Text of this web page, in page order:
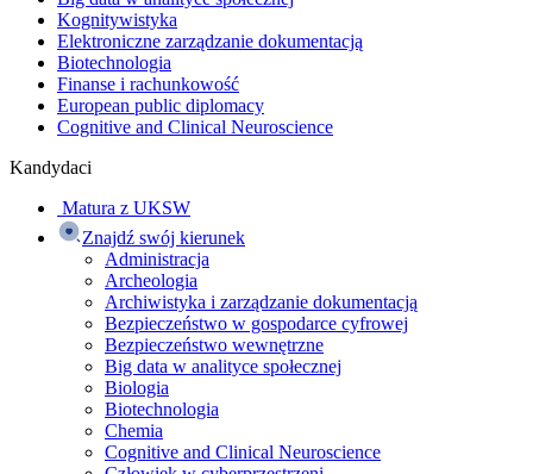
Kognitywistyka
Elektroniczne zarządzanie dokumentacją
Biotechnologia
Finanse i rachunkowość
European public diplomacy
Cognitive and Clinical Neuroscience
Kandydaci
Matura z UKSW
Znajdź swój kierunek
Administracja
Archeologia
Archiwistyka i zarządzanie dokumentacją
Bezpieczeństwo w gospodarce cyfrowej
Bezpieczeństwo wewnętrzne
Big data w analityce społecznej
Biologia
Biotechnologia
Chemia
Cognitive and Clinical Neuroscience